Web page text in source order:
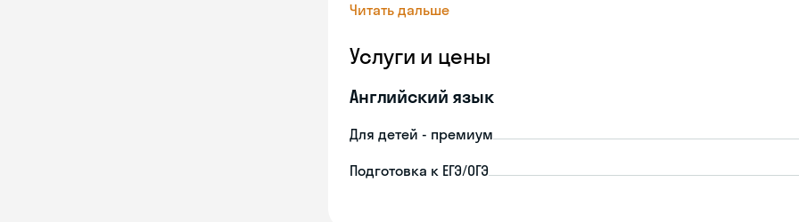
Читать дальше
Услуги и цены
Английский язык
Для детей - премиум
Подготовка к ЕГЭ/ОГЭ